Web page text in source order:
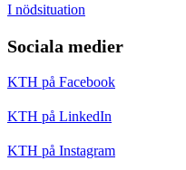
I nödsituation
Sociala medier
KTH på Facebook
KTH på LinkedIn
KTH på Instagram